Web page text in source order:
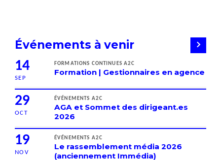
Événements à venir
14
SEP
FORMATIONS CONTINUES A2C
Formation | Gestionnaires en agence
29
OCT
ÉVÉNEMENTS A2C
AGA et Sommet des dirigeant.es
2026
19
NOV
ÉVÉNEMENTS A2C
Le rassemblement média 2026
(anciennement Immédia)